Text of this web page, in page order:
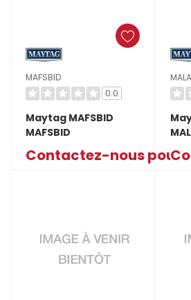
MAFSBID
0.0
Maytag MAFSBID
MAFSBID
Contactez-nous pour